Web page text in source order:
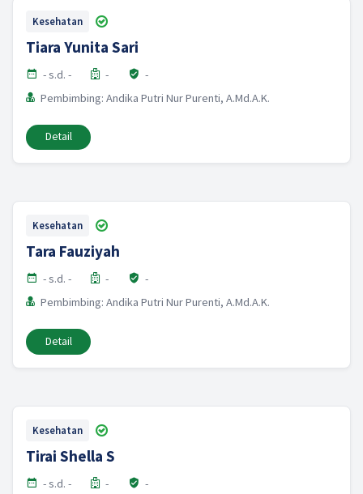
Kesehatan
Tiara Yunita Sari
- s.d. - -
-
Pembimbing: Andika Putri Nur Purenti, A.Md.A.K.
Detail
Kesehatan
Tara Fauziyah
- s.d. - -
-
Pembimbing: Andika Putri Nur Purenti, A.Md.A.K.
Detail
Kesehatan
Tirai Shella S
- s.d. - -
-